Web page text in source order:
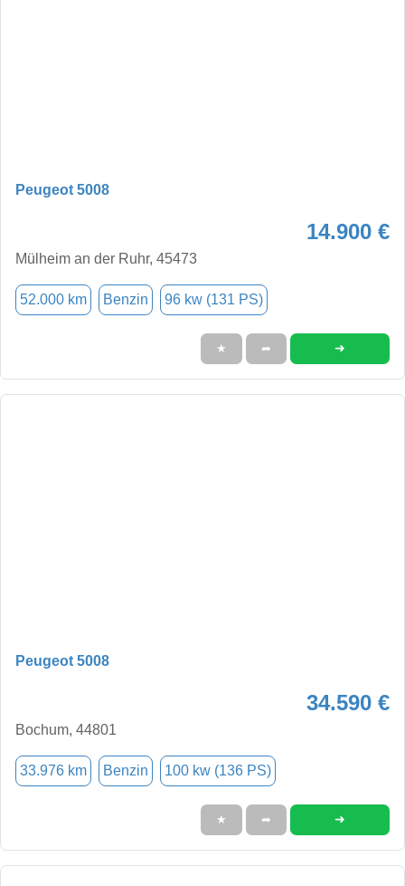
Peugeot 5008
14.900 €
Mülheim an der Ruhr, 45473
52.000 km Benzin 96 kw (131 PS)
★ ➦ ➜
Peugeot 5008
34.590 €
Bochum, 44801
33.976 km Benzin 100 kw (136 PS)
★ ➦ ➜